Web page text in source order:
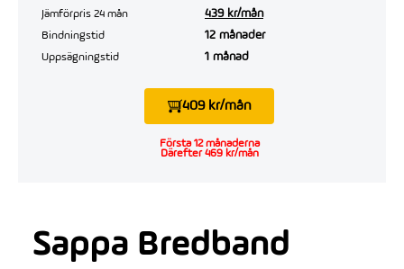
Jämförpris 24 mån 439 kr/mån
Bindningstid 12 månader
Uppsägningstid 1 månad
409 kr/mån
Första 12 månaderna
Därefter 469 kr/mån
Sappa Bredband